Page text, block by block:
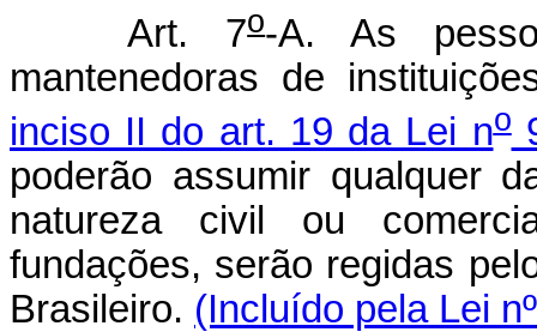
Art. 7o-A. As
mantenedoras de
inciso II do art. 19 da Lei no
poderão assumir qualquer
natureza civil ou
fundações, serão regidas
Brasileiro. (Incluído pela Lei